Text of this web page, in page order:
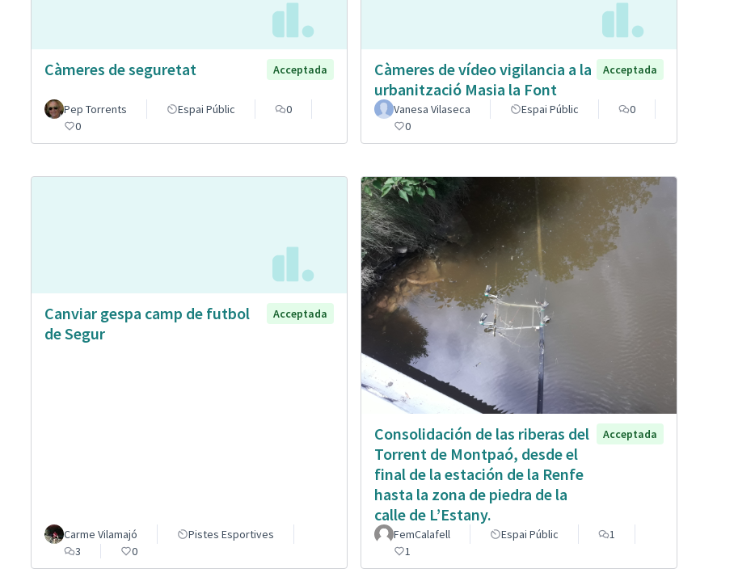
Càmeres de seguretat Acceptada
Pep Torrents Espai Públic
0
0
Càmeres de vídeo vigilancia a la
urbanització Masia la Font
Acceptada
Vanesa Vilaseca Espai Públic
0
0
Canviar gespa camp de futbol
de Segur
Acceptada
Carme Vilamajó
Pistes Esportives
3
0
Consolidación de las riberas del
Torrent de Montpaó, desde el
final de la estación de la Renfe
hasta la zona de piedra de la
calle de L’Estany.
Acceptada
FemCalafell Espai Públic
1
1